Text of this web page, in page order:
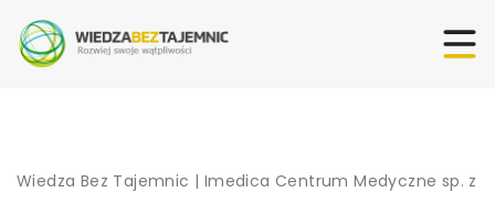
Wiedza Bez Tajemnic | Imedica Centrum Medyczne sp. z